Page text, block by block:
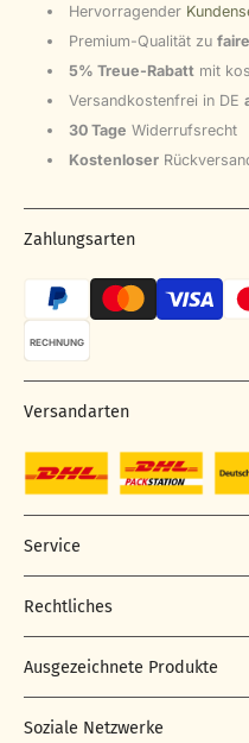
Hervorragender
Premium-Qualität zu
5% Treue-Rabatt mit
Versandkostenfrei in DE
30 Tage Widerrufsrecht
Kostenloser
Zahlungsarten
RECHNUNG
Versandarten
Service
Rechtliches
Ausgezeichnete Produkte
Soziale Netzwerke